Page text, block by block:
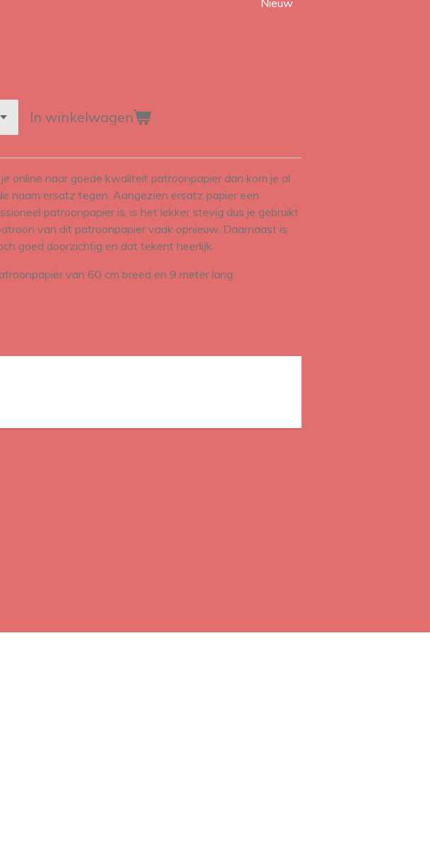
Nieuw
In winkelwagen
online naar goede kwaliteit patroonpapier dan kom je al
naam ersatz tegen. Aangezien ersatz papier een
patroonpapier is, is het lekker stevig dus je gebruikt
van dit patroonpapier vaak opnieuw. Daarnaast is
goed doorzichtig en dat tekent heerlijk.
van 60 cm breed en 9 meter lang.